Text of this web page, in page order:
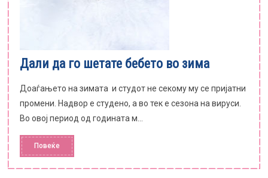
Дали да го шетате бебето во зима
Доаѓањето на зимата и студот не секому му се пријатни
промени. Надвор е студено, а во тек е сезона на вируси.
Во овој период од годината м...
Повеќе